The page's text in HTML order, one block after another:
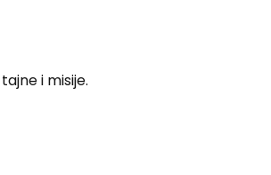
i misije.